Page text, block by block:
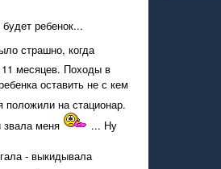
ребенок...
страшно, когда
месяцев. Походы в
оставить не с кем
положили на стационар.
меня
... Ну
- выкидывала